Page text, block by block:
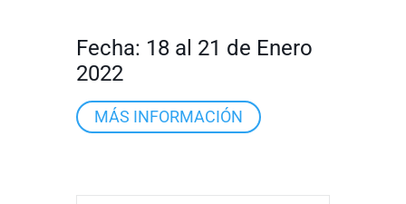
Fecha: 18 al 21 de Enero
2022
MÁS INFORMACIÓN